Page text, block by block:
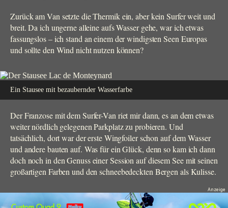
Zurück am Van setzte die Thermik ein, aber kein Surfer weit und
breit. Da ich ungerne alleine aufs Wasser gehe, war ich etwas
fassungslos – ich stand an einem der windigsten Seen Europas
und sollte den Wind nicht nutzen können?
Ein Stausee mit bezaubernder Wasserfarbe
Der Franzose mit dem Surfer-Van riet mir dann, es an dem etwas
weiter nördlich gelegenen Parkplatz zu probieren. Und
tatsächlich, dort war der erste Wingfoiler schon auf dem Wasser
und andere bauten auf. Was für ein Glück, denn so kam ich dann
doch noch in den Genuss einer Session auf diesem See mit seinen
großartigen Farben und den schneebedeckten Bergen als Kulisse.